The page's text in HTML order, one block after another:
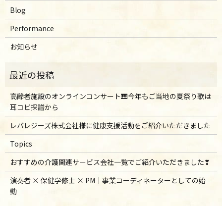
Blog
Performance
お知らせ
高齢者施設のオンラインコンサート🎹今年もご当地の夏祭り歌は
耳コピ採譜から
レバレジーズ株式会社様に健康支援活動をご紹介いただきました
Topics
おすすめの介護関連サービス会社一覧でご紹介いただきました❣
演奏者 × 保健学修士 × PM｜事業コーディネーターとしての始
動